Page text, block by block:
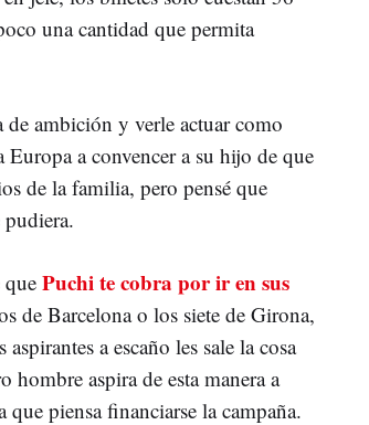
una cantidad que permita
ambición y verle actuar como
a convencer a su hijo de que
de la familia, pero pensé que
quePuchi te cobra por ir en sus
de Barcelona o los siete de Girona,
a escaño les sale la cosa
aspira de esta manera a
piensa financiarse la campaña.